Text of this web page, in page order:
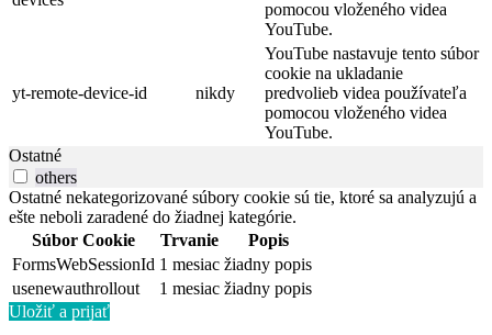
pomocou vloženého videa
YouTube.
yt-remote-device-id nikdy
YouTube nastavuje tento súbor
cookie na ukladanie
predvolieb videa používateľa
pomocou vloženého videa
YouTube.
Ostatné
others
Ostatné nekategorizované súbory cookie sú tie, ktoré sa analyzujú a
ešte neboli zaradené do žiadnej kategórie.
Súbor Cookie
Trvanie
Popis
FormsWebSessionId 1 mesiac žiadny popis
usenewauthrollout
1 mesiac žiadny popis
Uložiť a prijať